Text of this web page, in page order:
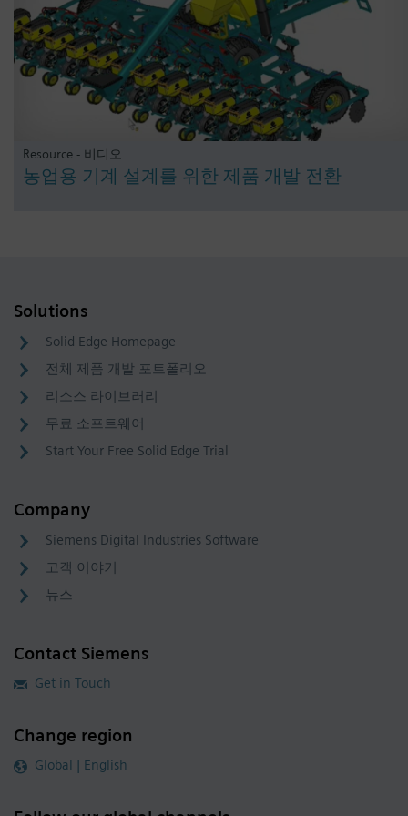
Resource - 비디오
농업용 기계 설계를 위한 제품 개발 전환
Solutions
Solid Edge Homepage
전체 제품 개발 포트폴리오
리소스 라이브러리
무료 소프트웨어
Start Your Free Solid Edge Trial
Company
Siemens Digital Industries Software
고객 이야기
뉴스
Contact Siemens
Get in Touch
Change region
Global | English